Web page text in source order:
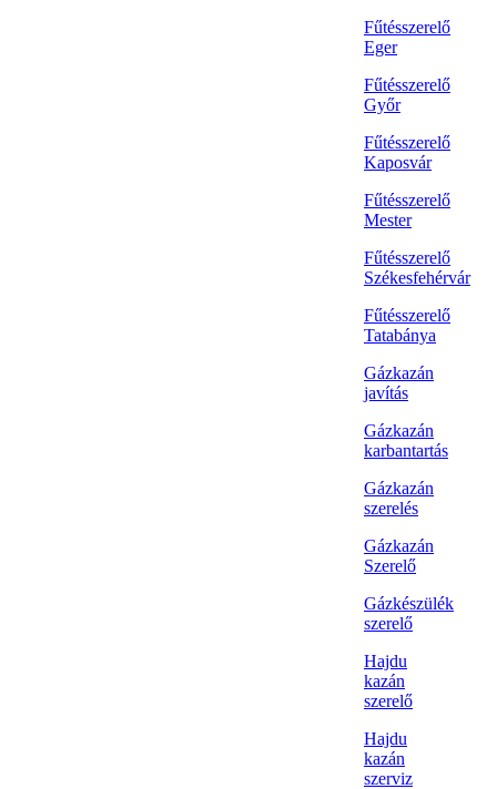
Fűtésszerelő
Eger
Fűtésszerelő
Győr
Fűtésszerelő
Kaposvár
Fűtésszerelő
Mester
Fűtésszerelő
Székesfehérvár
Fűtésszerelő
Tatabánya
Gázkazán
javítás
Gázkazán
karbantartás
Gázkazán
szerelés
Gázkazán
Szerelő
Gázkészülék
szerelő
Hajdu
kazán
szerelő
Hajdu
kazán
szerviz